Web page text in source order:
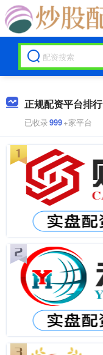
正规配资平台排行
已收录999+家平台